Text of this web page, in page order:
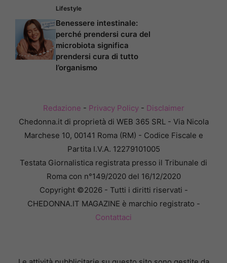
Lifestyle
Benessere intestinale:
perché prendersi cura del
microbiota significa
prendersi cura di tutto
l’organismo
Redazione - Privacy Policy- Disclaimer
Chedonna.it di proprietà di WEB 365 SRL - Via Nicola
Marchese 10, 00141 Roma (RM) - Codice Fiscale e
Partita I.V.A. 12279101005
Testata Giornalistica registrata presso il Tribunale di
Roma con n°149/2020 del 16/12/2020
Copyright ©2026 - Tutti i diritti riservati -
CHEDONNA.IT MAGAZINE è marchio registrato -
Contattaci